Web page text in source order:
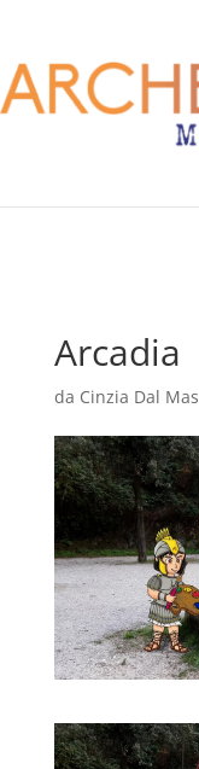
Arcadia
da Cinzia Dal